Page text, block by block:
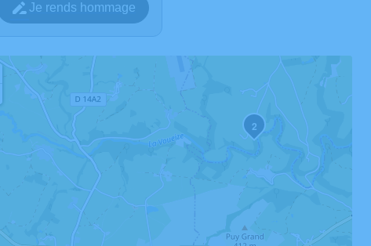
Je rends hommage
2